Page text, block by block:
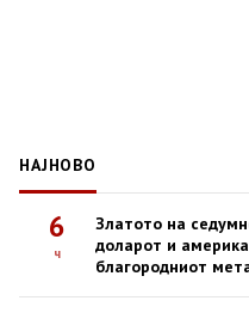
НАЈНОВО
6
ч
Златото на
доларот и
благородниот